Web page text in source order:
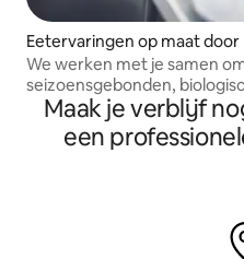
Eetervaringen op maat door
We werken met je samen
seizoensgebonden,
voedsel dat je verhaal
middagthee is of een
Maak je verblijf
een